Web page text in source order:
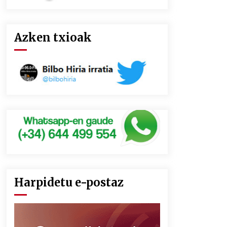
Azken txioak
Harpidetu e-postaz